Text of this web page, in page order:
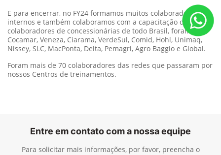
Entre em contato com a nossa equipe
Para solicitar mais informações, por favor, preencha o
formulário abaixo que entraremos em contato rapidamente.